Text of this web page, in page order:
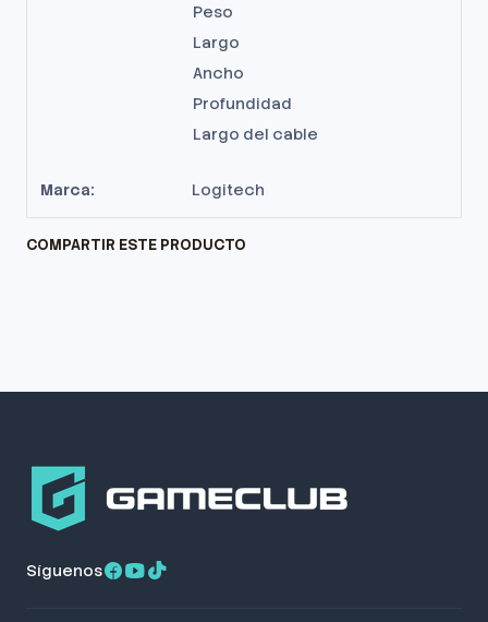
Peso
Largo
Ancho
Profundidad
Largo del cable
Marca: Logitech
COMPARTIR ESTE PRODUCTO
Síguenos